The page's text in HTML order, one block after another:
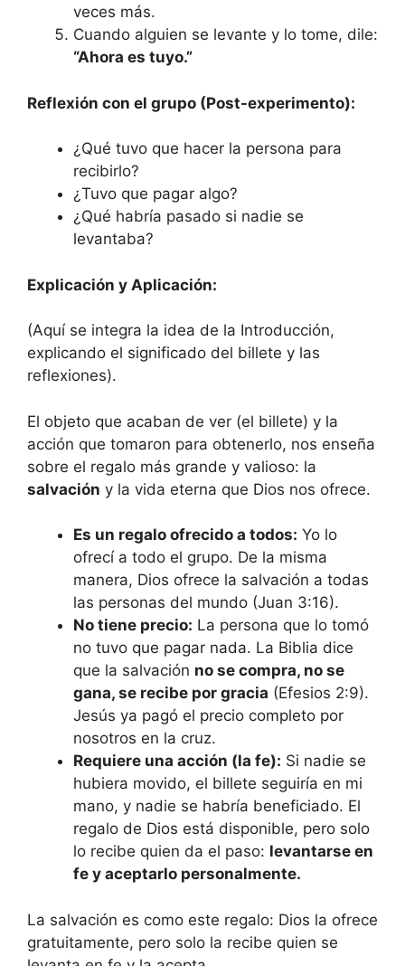
veces más.
Cuando alguien se levante y lo tome, dile:
“Ahora es tuyo.”
Reflexión con el grupo (Post-experimento):
¿Qué tuvo que hacer la persona para
recibirlo?
¿Tuvo que pagar algo?
¿Qué habría pasado si nadie se
levantaba?
Explicación y Aplicación:
(Aquí se integra la idea de la Introducción,
explicando el significado del billete y las
reflexiones).
El objeto que acaban de ver (el billete) y la
acción que tomaron para obtenerlo, nos enseña
sobre el regalo más grande y valioso: la
salvación y la vida eterna que Dios nos ofrece.
Es un regalo ofrecido a todos: Yo lo
ofrecí a todo el grupo. De la misma
manera, Dios ofrece la salvación a todas
las personas del mundo (Juan 3:16).
No tiene precio: La persona que lo tomó
no tuvo que pagar nada. La Biblia dice
que la salvación no se compra, no se
gana, se recibe por gracia (Efesios 2:9).
Jesús ya pagó el precio completo por
nosotros en la cruz.
Requiere una acción (la fe): Si nadie se
hubiera movido, el billete seguiría en mi
mano, y nadie se habría beneficiado. El
regalo de Dios está disponible, pero solo
lo recibe quien da el paso: levantarse en
fe y aceptarlo personalmente.
La salvación es como este regalo: Dios la ofrece
gratuitamente, pero solo la recibe quien se